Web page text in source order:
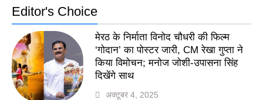
Editor's Choice
मेरठ के निर्माता विनोद चौधरी की फिल्म
‘गोदान’ का पोस्टर जारी, CM रेखा गुप्ता ने
किया विमोचन; मनोज जोशी-उपासना सिंह
दिखेंगे साथ
अक्टूबर 4, 2025